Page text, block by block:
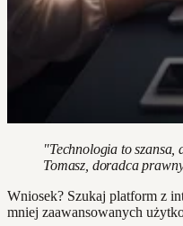
"Technologia to
Tomasz, doradca
Wniosek? Szukaj platform z
mniej zaawansowanych